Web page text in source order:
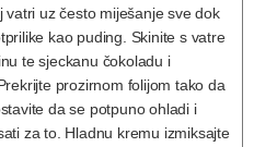
vatri uz često miješanje sve dok
kao puding. Skinite s vatre
te sjeckanu čokoladu i
prozirnom folijom tako da
da se potpuno ohladi i
za to. Hladnu kremu izmiksajte